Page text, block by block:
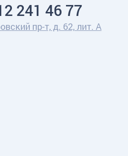
241 46 77
пр-т, д. 62, лит. А